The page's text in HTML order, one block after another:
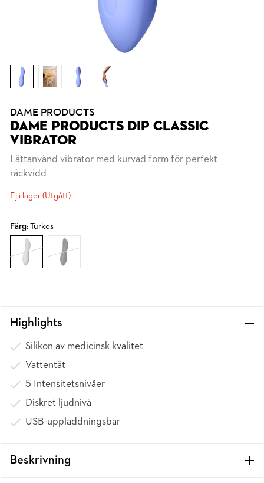
DAME PRODUCTS
DAME PRODUCTS DIP CLASSIC
VIBRATOR
Lättanvänd vibrator med kurvad form för perfekt
räckvidd
Ej i lager (Utgått)
Färg: Turkos
Highlights
Silikon av medicinsk kvalitet
Vattentät
5 Intensitetsnivåer
Diskret ljudnivå
USB-uppladdningsbar
Beskrivning